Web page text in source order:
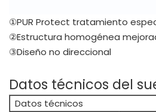
①PUR Protect tratamiento
②Estructura homogénea
③Diseño no direccional
Datos técnicos del
Datos técnicos